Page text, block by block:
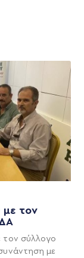
με τον
τον σύλλογο
με